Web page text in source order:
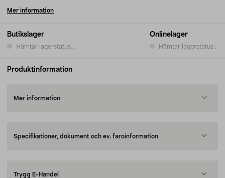
Butikslager
Hämtar lagerstatus...
Onlinelager
Hämtar lagerstatus...
Mer information
Produktinformation
Mer information
Specifikationer, dokument och ev. faroinformation
Trygg E-Handel